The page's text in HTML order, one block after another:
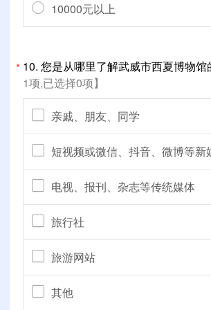
10000元以上
* 10. 您是从哪里了解武威市西夏博物馆
1项,已选择0项】
亲戚、朋友、同学
短视频或微信、抖音、微博等新
电视、报刊、杂志等传统媒体
旅行社
旅游网站
其他